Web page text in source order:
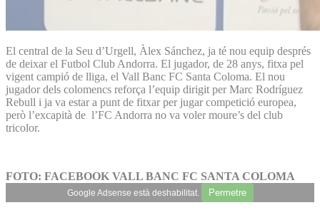
El central de la Seu d’Urgell, Àlex Sánchez, ja té nou equip després
de deixar el Futbol Club Andorra. El jugador, de 28 anys, fitxa pel
vigent campió de lliga, el Vall Banc FC Santa Coloma. El nou
jugador dels colomencs reforça l’equip dirigit per Marc Rodríguez
Rebull i ja va estar a punt de fitxar per jugar competició europea,
però l’excapità de l’FC Andorra no va voler moure’s del club
tricolor.
FOTO: FACEBOOK VALL BANC FC SANTA COLOMA
Google Adsense està deshabilitat. Permetre